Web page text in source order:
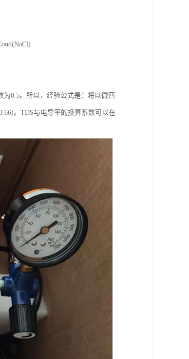
为0.5。所以，经验公式是：将以微西
。TDS与电导率的换算系数可以在